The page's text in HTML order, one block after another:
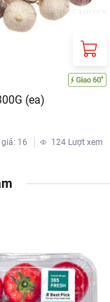
(ea)
: 16 124 Lượt xem